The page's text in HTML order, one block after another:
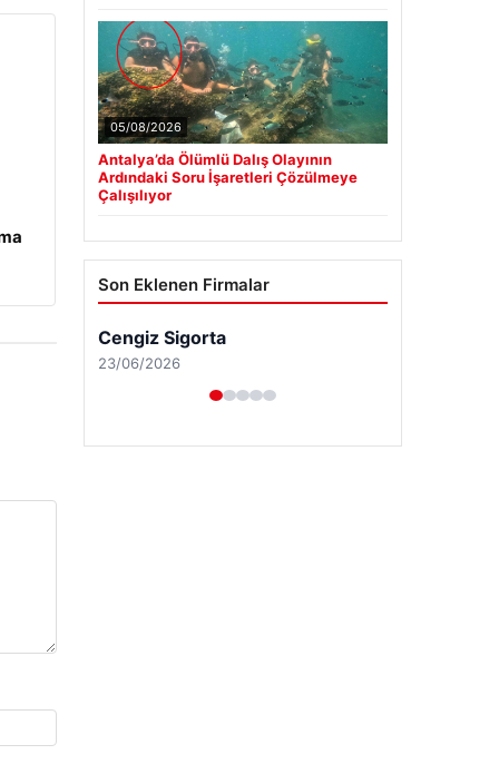
05/08/2026
Antalya’da Ölümlü Dalış Olayının
Ardındaki Soru İşaretleri Çözülmeye
Çalışılıyor
Son Eklenen Firmalar
Cengiz Sigorta
23/06/2026